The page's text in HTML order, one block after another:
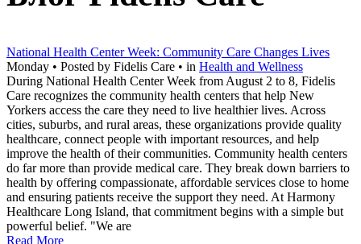
National Health Center Week: Community Care Changes Lives
Monday • Posted by Fidelis Care • in Health and Wellness
During National Health Center Week from August 2 to 8, Fidelis
Care recognizes the community health centers that help New
Yorkers access the care they need to live healthier lives. Across
cities, suburbs, and rural areas, these organizations provide quality
healthcare, connect people with important resources, and help
improve the health of their communities. Community health centers
do far more than provide medical care. They break down barriers to
health by offering compassionate, affordable services close to home
and ensuring patients receive the support they need. At Harmony
Healthcare Long Island, that commitment begins with a simple but
powerful belief. "We are
Read More